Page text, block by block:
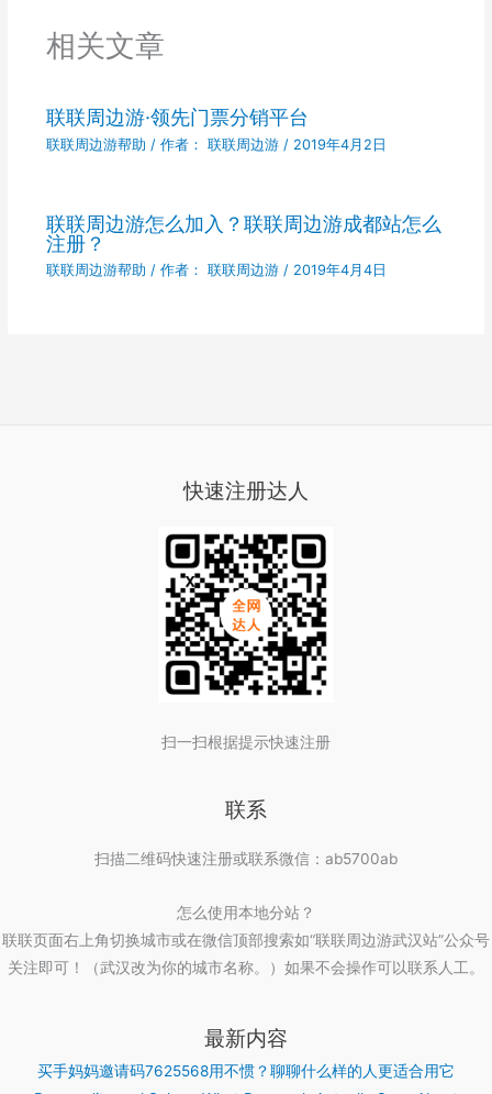
相关文章
联联周边游·领先门票分销平台
联联周边游帮助 / 作者： 联联周边游 / 2019年4月2日
联联周边游怎么加入？联联周边游成都站怎么
注册？
联联周边游帮助 / 作者： 联联周边游 / 2019年4月4日
快速注册达人
扫一扫根据提示快速注册
联系
扫描二维码快速注册或联系微信：ab5700ab
怎么使用本地分站？
联联页面右上角切换城市或在微信顶部搜索如“联联周边游武汉站”公众号
关注即可！（武汉改为你的城市名称。）如果不会操作可以联系人工。
最新内容
买手妈妈邀请码7625568用不惯？聊聊什么样的人更适合用它